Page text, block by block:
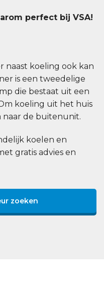
perfect bij VSA!
naast koeling ook kan
is een tweedelige
die bestaat uit een
koeling uit het huis
de buitenunit.
koelen en
gratis advies en
zoeken